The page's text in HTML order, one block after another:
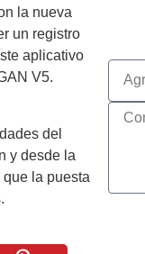
la nueva
un registro
aplicativo
V5.
del
y desde la
la puesta